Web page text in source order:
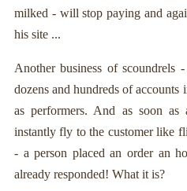
milked - will stop paying and
his site ...
Another business of scoundrels
dozens and hundreds of accounts
as performers. And as soon as
instantly fly to the customer like
- a person placed an order an
already responded! What it is?